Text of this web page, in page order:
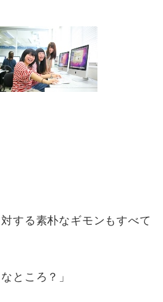
する素朴なギモンもすべて
ところ？」